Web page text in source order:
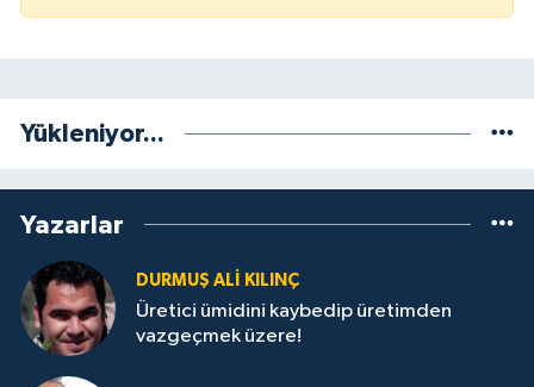
Yükleniyor...
Yazarlar
DURMUŞ ALI KILINÇ
Üretici ümidini kaybedip üretimden
vazgeçmek üzere!